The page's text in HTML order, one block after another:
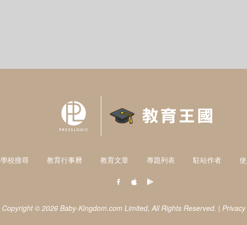
學校搜尋 教育行事曆 教育文章 專題列表 駐站作者
Copyright © 2026 Baby-Kingdom.com Limited, All Rights Reserved. |